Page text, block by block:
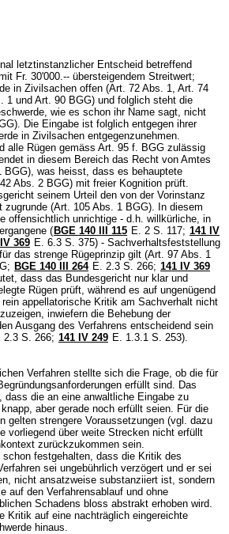
letztinstanzlicher Entscheid betreffend
Fr. 30'000.-- übersteigendem Streitwert;
in Zivilsachen offen (Art. 72 Abs. 1, Art. 74
1 und Art. 90 BGG) und folglich steht die
wie es schon ihr Name sagt, nicht
). Die Eingabe ist folglich entgegen ihrer
in Zivilsachen entgegenzunehmen.
alle Rügen gemäss Art. 95 f. BGG zulässig
in diesem Bereich das Recht von Amtes
BGG), was heisst, dass es behauptete
Abs. 2 BGG) mit freier Kognition prüft.
seinem Urteil den von der Vorinstanz
zugrunde (Art. 105 Abs. 1 BGG). In diesem
offensichtlich unrichtige - d.h. willkürliche, in
ergangene ( BGE 140 III 115 E. 2 S. 117; 141 IV
369 E. 6.3 S. 375) - Sachverhaltsfeststellung
das strenge Rügeprinzip gilt (Art. 97 Abs. 1
; BGE 140 III 264 E. 2.3 S. 266; 141 IV 369
dass das Bundesgericht nur klar und
Rügen prüft, während es auf ungenügend
appellatorische Kritik am Sachverhalt nicht
inwiefern die Behebung der
Ausgang des Verfahrens entscheidend sein
2.3 S. 266; 141 IV 249 E. 1.3.1 S. 253).
Verfahren stellte sich die Frage, ob die für
erfüllt sind. Das
dass die an eine anwaltliche Eingabe zu
aber gerade noch erfüllt seien. Für die
gelten strengere Voraussetzungen (vgl. dazu
vorliegend über weite Strecken nicht erfüllt
zurückzukommen sein.
festgehalten, dass die Kritik des
sei ungebührlich verzögert und er sei
nicht ansatzweise substanziiert ist, sondern
auf den Verfahrensablauf und ohne
Schadens bloss abstrakt erhoben wird.
Kritik auf eine nachträglich eingereichte
hinaus.